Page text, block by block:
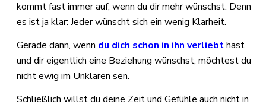
kommt fast immer auf, wenn du dir mehr wünschst. Denn
es ist ja klar: Jeder wünscht sich ein wenig Klarheit.
Gerade dann, wenn du dich schon in ihn verliebthast
und dir eigentlich eine Beziehung wünschst, möchtest du
nicht ewig im Unklaren sen.
Schließlich willst du deine Zeit und Gefühle auch nicht in